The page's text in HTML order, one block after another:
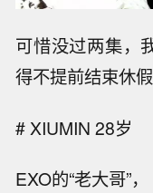
可惜没过两集，
得不提前结束休假
# XIUMIN 28岁
EXO的“老大哥”，